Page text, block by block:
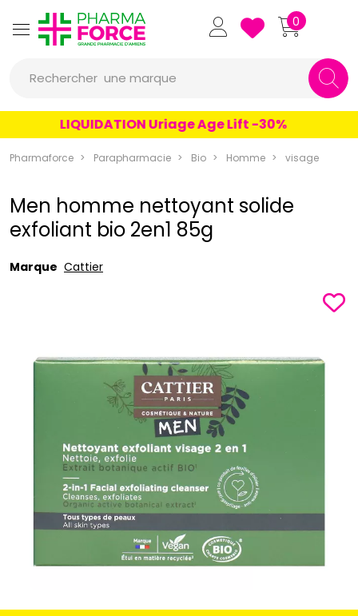
Pharmaforce Grande Pharmacie
0
Rechercher
un produit
une marque
LIQUIDATION Uriage Age Lift -30%
Pharmaforce Parapharmacie Bio Homme visage
Men homme nettoyant solide
exfoliant bio 2en1 85g
Marque Cattier